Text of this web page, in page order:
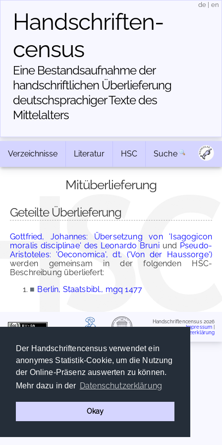
Der Handschriftencensus verwendet ein
anonymes Statistik-Cookie, um die Nutzung
der Online-Präsenz auswerten zu können.
Mehr dazu in der Datenschutzerklärung
Okay
Handschriften­
census
Eine Bestandsaufnahme der
handschriftlichen Über­lieferung
deutschsprachiger Texte des
Mittelalters
de en
Verzeichnisse Literatur HSC Suche
Mitüberlieferung
Geteilte Überlieferung
Gottfried, Johannes: Übersetzung von 'Isagogicon
moralis disciplinae' des Leonardo Bruniund Pseudo-
Aristoteles: 'Oeconomica', dt. ('Von der Haussorge')
werden gemeinsam in der folgenden HSC-
Beschreibung überliefert:
■ Berlin, Staatsbibl., mgq 1477
Handschriftencensus 2026
Impressum
Datenschutzerklärung